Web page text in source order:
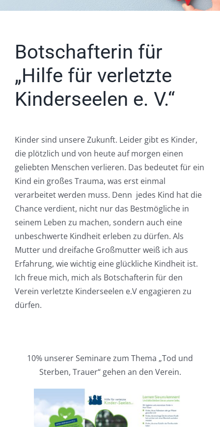
Botschafterin für
„Hilfe für verletzte
Kinderseelen e. V.“
Kinder sind unsere Zukunft. Leider gibt es Kinder,
die plötzlich und von heute auf morgen einen
geliebten Menschen verlieren. Das bedeutet für ein
Kind ein großes Trauma, was erst einmal
verarbeitet werden muss. Denn jedes Kind hat die
Chance verdient, nicht nur das Bestmögliche in
seinem Leben zu machen, sondern auch eine
unbeschwerte Kindheit erleben zu dürfen. Als
Mutter und dreifache Großmutter weiß ich aus
Erfahrung, wie wichtig eine glückliche Kindheit ist.
Ich freue mich, mich als Botschafterin für den
Verein verletzte Kinderseelen e.V engagieren zu
dürfen.
10% unserer Seminare zum Thema „Tod und
Sterben, Trauer“ gehen an den Verein.